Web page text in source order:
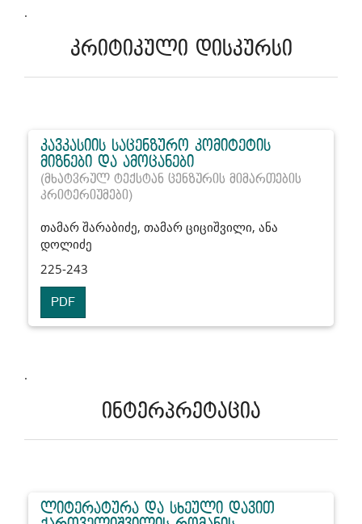
.
კრიტიკული დისკურსი
კავკასიის საცენზურო კომიტეტის
მიზნები და ამოცანები
(მხატვრულ ტექსტან ცენზურის მიმართების
კრიტერიუმები)
თამარ შარაბიძე, თამარ ციციშვილი, ანა
დოლიძე
225-243
PDF
.
ინტერპრეტაცია
ლიტერატურა და სხეული დავით